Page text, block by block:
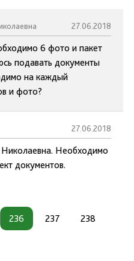
27.06.2018
6 фото и пакет
подавать документы
на каждый
и фото?
27.06.2018
Необходимо
документов.
236 237 238